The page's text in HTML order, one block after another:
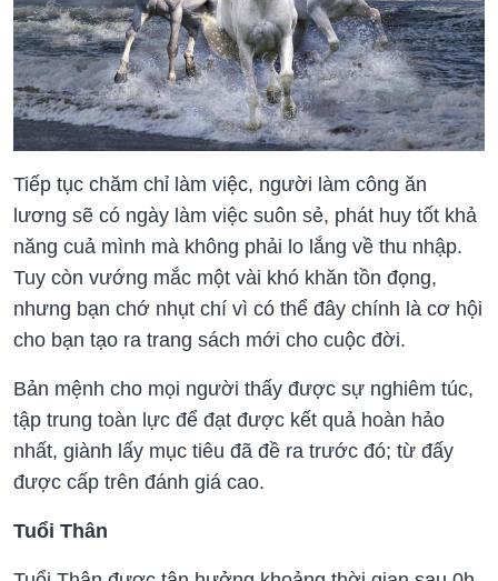
Tiếp tục chăm chỉ làm việc, người làm công ăn
lương sẽ có ngày làm việc suôn sẻ, phát huy tốt khả
năng cuả mình mà không phải lo lắng về thu nhập.
Tuy còn vướng mắc một vài khó khăn tồn đọng,
nhưng bạn chớ nhụt chí vì có thể đây chính là cơ hội
cho bạn tạo ra trang sách mới cho cuộc đời.
Bản mệnh cho mọi người thấy được sự nghiêm túc,
tập trung toàn lực để đạt được kết quả hoàn hảo
nhất, giành lấy mục tiêu đã đề ra trước đó; từ đấy
được cấp trên đánh giá cao.
Tuổi Thân